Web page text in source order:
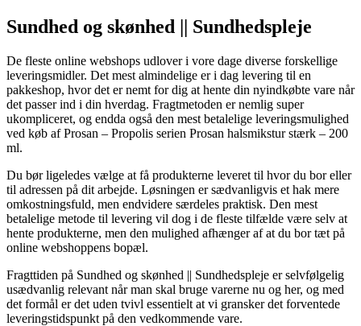
Sundhed og skønhed || Sundhedspleje
De fleste online webshops udlover i vore dage diverse forskellige
leveringsmidler. Det mest almindelige er i dag levering til en
pakkeshop, hvor det er nemt for dig at hente din nyindkøbte vare når
det passer ind i din hverdag. Fragtmetoden er nemlig super
ukompliceret, og endda også den mest betalelige leveringsmulighed
ved køb af Prosan – Propolis serien Prosan halsmikstur stærk – 200
ml.
Du bør ligeledes vælge at få produkterne leveret til hvor du bor eller
til adressen på dit arbejde. Løsningen er sædvanligvis et hak mere
omkostningsfuld, men endvidere særdeles praktisk. Den mest
betalelige metode til levering vil dog i de fleste tilfælde være selv at
hente produkterne, men den mulighed afhænger af at du bor tæt på
online webshoppens bopæl.
Fragttiden på Sundhed og skønhed || Sundhedspleje er selvfølgelig
usædvanlig relevant når man skal bruge varerne nu og her, og med
det formål er det uden tvivl essentielt at vi gransker det forventede
leveringstidspunkt på den vedkommende vare.